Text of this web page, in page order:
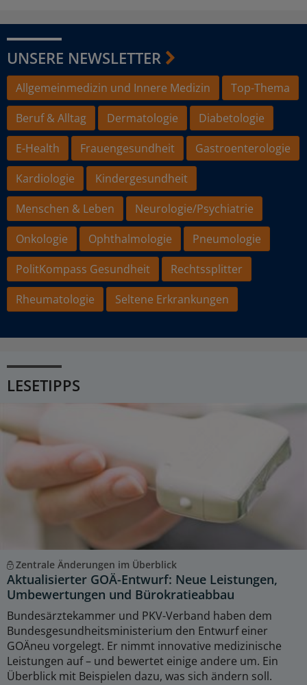
UNSERE NEWSLETTER
Allgemeinmedizin und Innere Medizin
Top-Thema
Beruf & Alltag
Dermatologie
Diabetologie
E-Health
Frauengesundheit
Gastroenterologie
Kardiologie
Kindergesundheit
Menschen & Leben
Neurologie/Psychiatrie
Onkologie
Ophthalmologie
Pneumologie
PolitKompass Gesundheit
Rechtssplitter
Rheumatologie
Seltene Erkrankungen
LESETIPPS
Zentrale Änderungen im Überblick
Aktualisierter GOÄ-Entwurf: Neue Leistungen,
Umbewertungen und Bürokratieabbau
Bundesärztekammer und PKV-Verband haben dem
Bundesgesundheitsministerium den Entwurf einer
GOÄneu vorgelegt. Er nimmt innovative medizinische
Leistungen auf – und bewertet einige andere um. Ein
Überblick mit Beispielen dazu, was sich ändern soll.